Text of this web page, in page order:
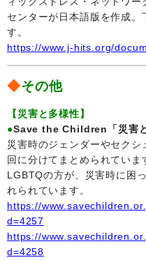
センターが日本語版を作成
す。
https://www.j-hits.org/
◆その他
【災害と多様性】
●Save the Children「災害と
災害時のジェンダーやセクシ
回に分けてまとめられていま
LGBTQの方が、災害時に困
れられています。
https://
d=4257
https://
d=4258